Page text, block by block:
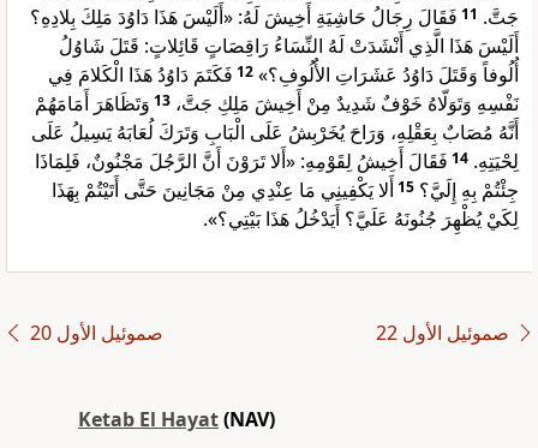
جَتَّ. 11 فَقَالَ رِجَالُ حَاشِيَةِ أَخِيشَ لَهُ: «أَلَيْسَ هَذَا دَاوُدَ مَلِكَ بِلادِهِ؟
أَلَيْسَ هَذَا الَّذِي أَنْشَدَتْ لَهُ النِّسَاءُ رَاقِصَاتٍ قَائِلاتٍ: قَتَلَ شَاوُلُ
أُلُوفاً وَقَتَلَ دَاوُدُ عَشَرَاتِ الأُلُوفِ؟» 12 فَكَتَمَ دَاوُدُ هَذَا الْكَلامَ فِي
نَفْسِهِ وَتَوَلّاهُ خَوْفٌ شَدِيدٌ مِنْ أَخِيشَ مَلِكِ جَتَّ، 13 وَتَظَاهَرَ أَمَامَهُمْ
أَنَّهُ مُصَابٌ بِعَقْلِهِ، وَرَاحَ يُخَرْبِشُ عَلَى الْبَابِ وَتَرَكَ لُعَابَهُ يَسِيلُ عَلَى
لِحْيَتِهِ. 14 فَقَالَ أَخِيشُ لِقَوْمِهِ: «أَلا تَرَوْنَ أَنَّ الرَّجُلَ مَجْنُونٌ، فَلِمَاذَا
جِئْتُمْ بِهِ إِلَيَّ؟ 15أَلا يَكْفِينِي مَا عِنْدِي مِنْ مَجَانِينَ حَتَّى أَتَيْتُمْ بِهَذَا
لِكَيْ يُظْهِرَ جُنُونَهُ عَلَيَّ؟ أَيَدْخُلُ هَذَا بَيْتِي؟».
ﺻﻤﻮﺋﻴﻞ ﺍﻷﻭﻝ 20 ﺻﻤﻮﺋﻴﻞ ﺍﻷﻭﻝ 22
Ketab El Hayat(NAV)